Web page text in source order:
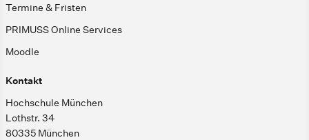
Termine & Fristen
PRIMUSS Online Services
Moodle
Kontakt
Hochschule München
Lothstr. 34
80335 München